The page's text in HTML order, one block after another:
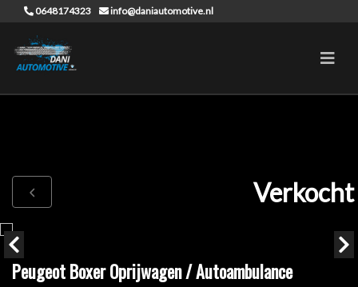
0648174323 info@daniautomotive.nl
Verkocht
Peugeot Boxer Oprijwagen / Autoambulance